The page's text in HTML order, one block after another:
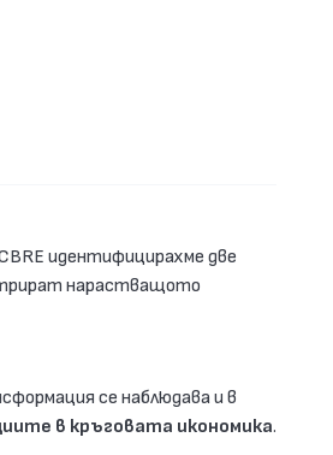
идентифицирахме две
нарастващото
се наблюдава и в
в кръговата икономика.